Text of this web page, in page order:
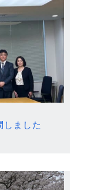
しました